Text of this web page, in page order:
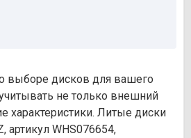
выборе дисков для вашего
не только внешний
характеристики. Литые диски
артикул WHS076654,